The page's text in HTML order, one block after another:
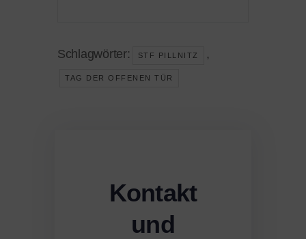
Schlagwörter: STF PILLNITZ ,
TAG DER OFFENEN TÜR
Kontakt
und